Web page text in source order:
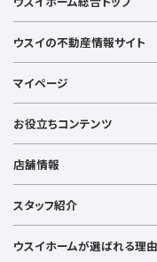
湘南モノレール
南向き・南道路の
ウスイの不動産情報サイト
【借りる】
賃貸住宅
事業用賃貸
【買う】
新築戸建て
マイページ
お役立ちコンテンツ
店舗情報
【横浜エリア】
金沢文庫店
上大岡店
【湘南エリア】
スタッフ紹介
ウスイホームが選ばれる理由